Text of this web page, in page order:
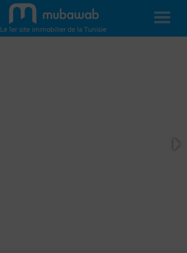
Le 1er site immobilier de la Tunisie